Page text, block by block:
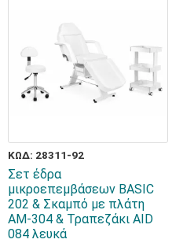
ΚΩΔ: 28311-92
Σετ έδρα
μικροεπεμβάσεων BASIC
202 & Σκαμπό με πλάτη
AM-304 & Τραπεζάκι AID
084 λευκά